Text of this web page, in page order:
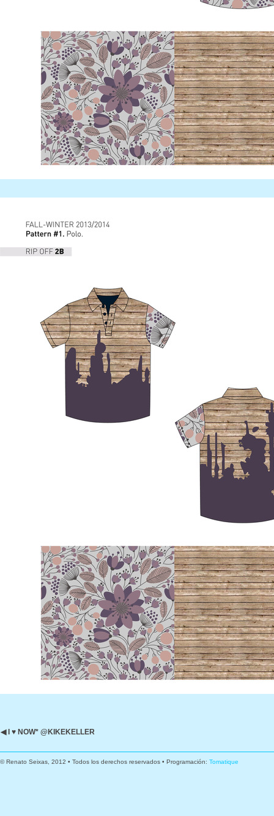
◀ I ♥ NOW* @KIKEKELLER
© Renato Seixas, 2012 • Todos los derechos reservados • Programación: Tomatique